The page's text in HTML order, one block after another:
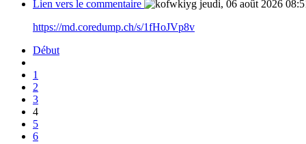
Lien vers le commentaire
jeudi, 06 août 2026
https://md.coredump.ch/s/1fHoJVp8v
Début
1
2
3
4
5
6